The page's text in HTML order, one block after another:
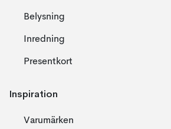
Belysning
Inredning
Presentkort
Inspiration
Varumärken